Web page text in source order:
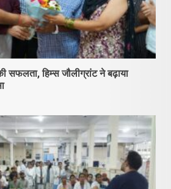
सफलता, हिम्स जौलीग्रांट ने बढ़ाया